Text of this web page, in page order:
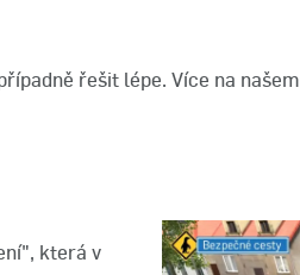
řešit lépe. Více na našem
která v